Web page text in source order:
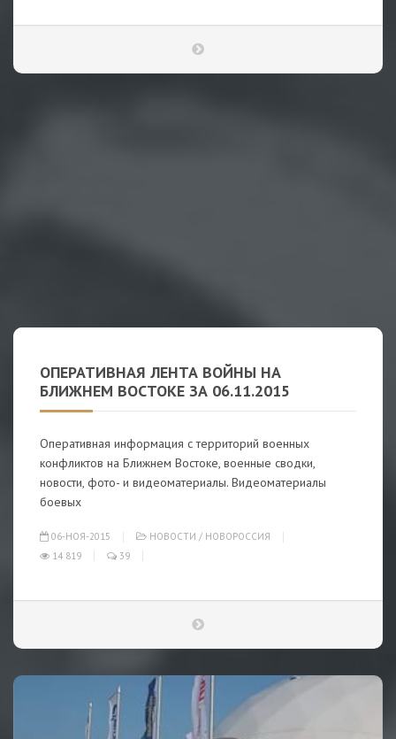
ОПЕРАТИВНАЯ ЛЕНТА ВОЙНЫ НА
БЛИЖНЕМ ВОСТОКЕ ЗА 06.11.2015
Оперативная информация с территорий военных
конфликтов на Ближнем Востоке, военные сводки,
новости, фото- и видеоматериалы. Видеоматериалы
боевых
06-НОЯ-2015 НОВОСТИ / НОВОРОССИЯ
14 819
39